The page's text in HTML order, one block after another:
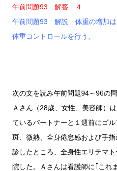
午前問題93 解答 ４
午前問題93 解説 体重の増加は
体重コントロールを行う。
次の文を読み午前問題94～96の問
Ａさん（28歳、女性、美容師）
ているパートナーと１週前にゴ
斑、微熱、全身倦怠感および手
診したところ、全身性エリテマ
院した。Ａさんは看護師に｢これ